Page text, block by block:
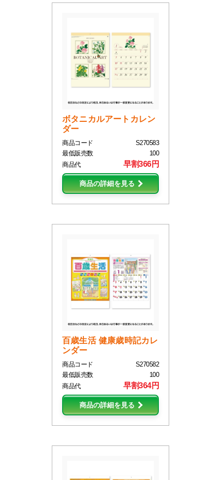
ボタニカルアートカレン
ダー
商品コード
S270583
最低販売数
100
商品代
早割366円
商品の詳細を見る
百歳生活 健康歳時記カレ
ンダー
商品コード
S270582
最低販売数
100
商品代
早割364円
商品の詳細を見る